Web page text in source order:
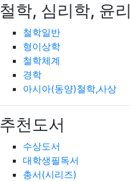
철학, 심리학, 윤
철학일반
형이상학
철학체계
경학
아시아(동양)철학,사상
추천도서
수상도서
대학생필독서
총서(시리즈)